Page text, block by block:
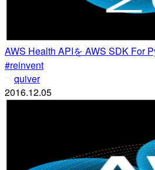
AWS Health APIを AWS SDK For
#reinvent
quiver
2016.12.05